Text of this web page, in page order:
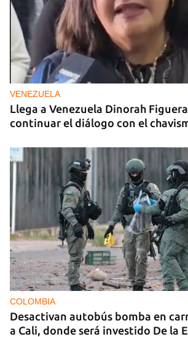
VENEZUELA
Llega a Venezuela Dinorah
continuar el diálogo con el
COLOMBIA
Desactivan autobús bomba en
a Cali, donde será investido De la